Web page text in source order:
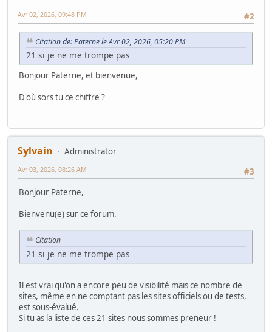
#2
Avr 02, 2026, 09:48 PM
Citation de: Paterne le Avr 02, 2026, 05:20 PM
21 si je ne me trompe pas
Bonjour Paterne, et bienvenue,
D'où sors tu ce chiffre ?
Sylvain
Administrator
#3
Avr 03, 2026, 08:26 AM
Bonjour Paterne,
Bienvenu(e) sur ce forum.
Citation
21 si je ne me trompe pas
Il est vrai qu'on a encore peu de visibilité mais ce nombre de
sites, même en ne comptant pas les sites officiels ou de tests,
est sous-évalué.
Si tu as la liste de ces 21 sites nous sommes preneur !